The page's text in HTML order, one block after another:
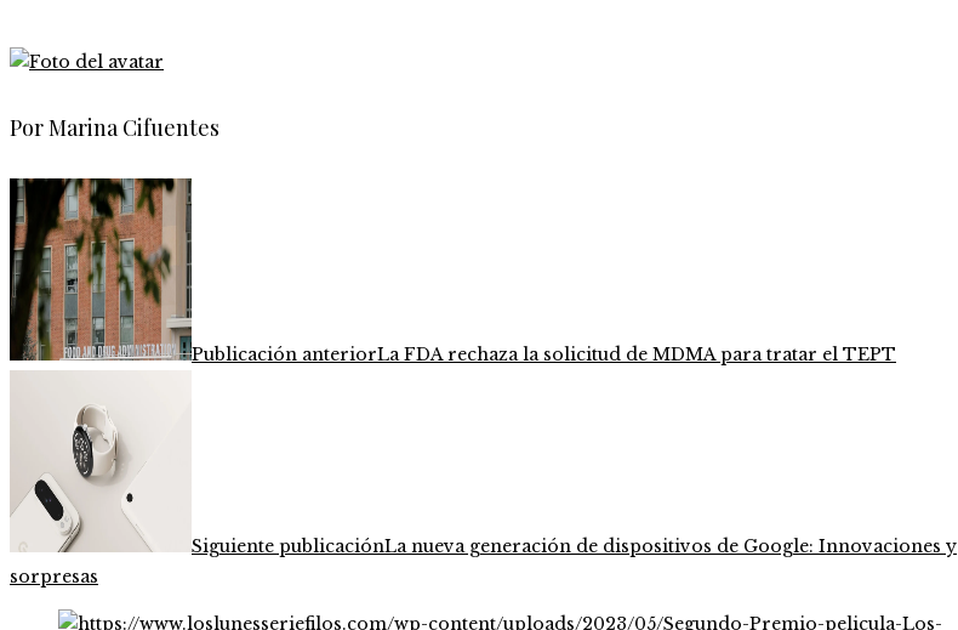
Por Marina Cifuentes
Publicación anteriorLa FDA rechaza la solicitud de MDMA para tratar el TEPT
Siguiente publicaciónLa nueva generación de dispositivos de Google: Innovaciones y
sorpresas